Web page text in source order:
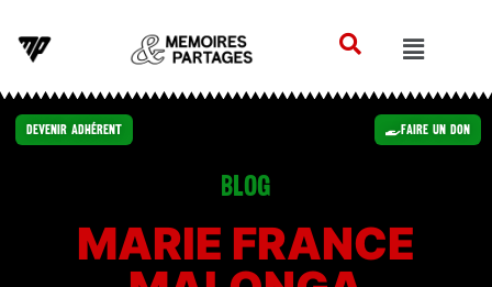
Devenir Adhérent Faire un Don
Blog
MARIE FRANCE